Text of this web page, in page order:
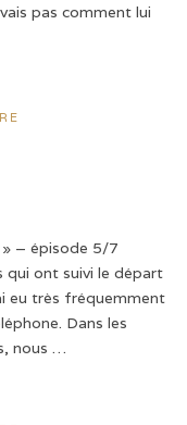
pas comment lui
– épisode 5/7
qui ont suivi le départ
eu très fréquemment
Dans les
nous …